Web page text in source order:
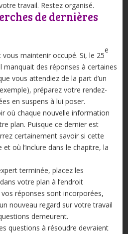
travail. Restez organisé.
de dernières
maintenir occupé. Si, le 25
e
manquait des réponses à certaines
vous attendiez de la part d’un
préparez votre rendez-
en suspens à lui poser.
où chaque nouvelle information
plan. Puisque ce dernier est
certainement savoir si cette
où l’inclure dans le chapitre, la
terminée, placez les
votre plan à l’endroit
réponses sont incorporées,
nouveau regard sur votre travail
demeurent.
questions à résoudre devraient